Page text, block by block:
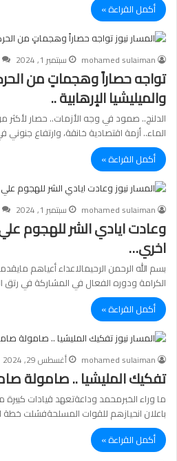
أكمل القراءة »
mohamed sulaiman سبتمبر 1, 2024
تواجه حصاراً وهجماتٍ من
والميليشيا الإرهابية ..
الدلنج.. صمود في وجه الأزمات.. حصار
الماء.. أزمة اقتصادية خانقة، وارتفاع جنوني
أكمل القراءة »
mohamed sulaiman سبتمبر 1, 2024
وعادت ايادي الشر للهجوم
اخري…
بسم الله الرحمن الرحيمالاعداء أعياهم
الكرامة ودوره الفعال في المشاركة في رتق
أكمل القراءة »
mohamed sulaiman أغسطس 29, 2024
تفكيك المليشيا .. صامولة
ما وراء الخبرمحمد وداعةتعهد قيادات كبيرة
باعلان انحيازهم للقوات المسلحةفشلت خطة
أكمل القراءة »